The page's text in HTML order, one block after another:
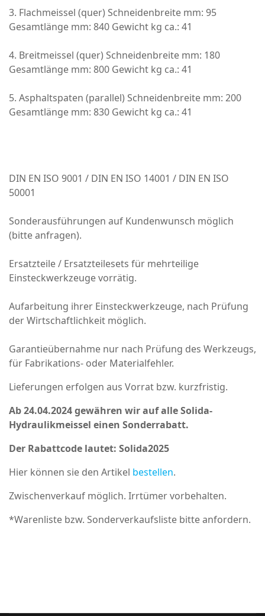
3. Flachmeissel (quer) Schneidenbreite mm: 95
Gesamtlänge mm: 840 Gewicht kg ca.: 41
4. Breitmeissel (quer) Schneidenbreite mm: 180
Gesamtlänge mm: 800 Gewicht kg ca.: 41
5. Asphaltspaten (parallel) Schneidenbreite mm: 200
Gesamtlänge mm: 830 Gewicht kg ca.: 41
DIN EN ISO 9001 / DIN EN ISO 14001 / DIN EN ISO
50001
Sonderausführungen auf Kundenwunsch möglich
(bitte anfragen).
Ersatzteile / Ersatzteilesets für mehrteilige
Einsteckwerkzeuge vorrätig.
Aufarbeitung ihrer Einsteckwerkzeuge, nach Prüfung
der Wirtschaftlichkeit möglich.
Garantieübernahme nur nach Prüfung des Werkzeugs,
für Fabrikations- oder Materialfehler.
Lieferungen erfolgen aus Vorrat bzw. kurzfristig.
Ab 24.04.2024 gewähren wir auf alle Solida-
Hydraulikmeissel einen Sonderrabatt.
Der Rabattcode lautet: Solida2025
Hier können sie den Artikel bestellen.
Zwischenverkauf möglich. Irrtümer vorbehalten.
*Warenliste bzw. Sonderverkaufsliste bitte anfordern.